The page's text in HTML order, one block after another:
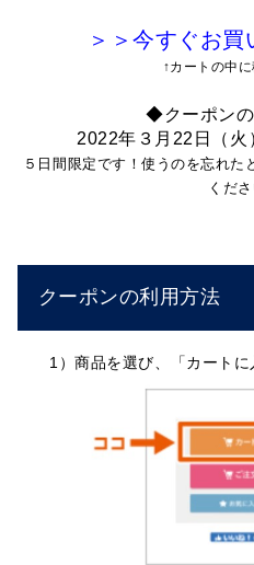
＞＞今すぐお買
↑カートの中
◆クーポン
2022年３月22日（火
５日間限定です！使うのを忘れ
くださ
クーポンの利用方法
1）商品を選び、「カート